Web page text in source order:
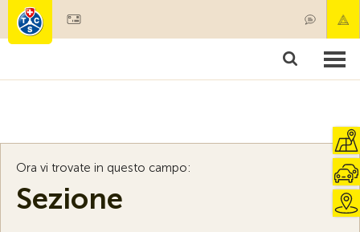
Societariato & prestazioni
Ora vi trovate in questo campo:
Sezione